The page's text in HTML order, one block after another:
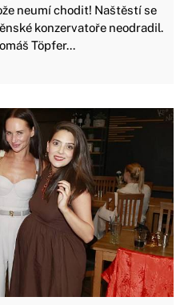
neumí chodit! Naštěstí se
konzervatoře neodradil.
Töpfer...